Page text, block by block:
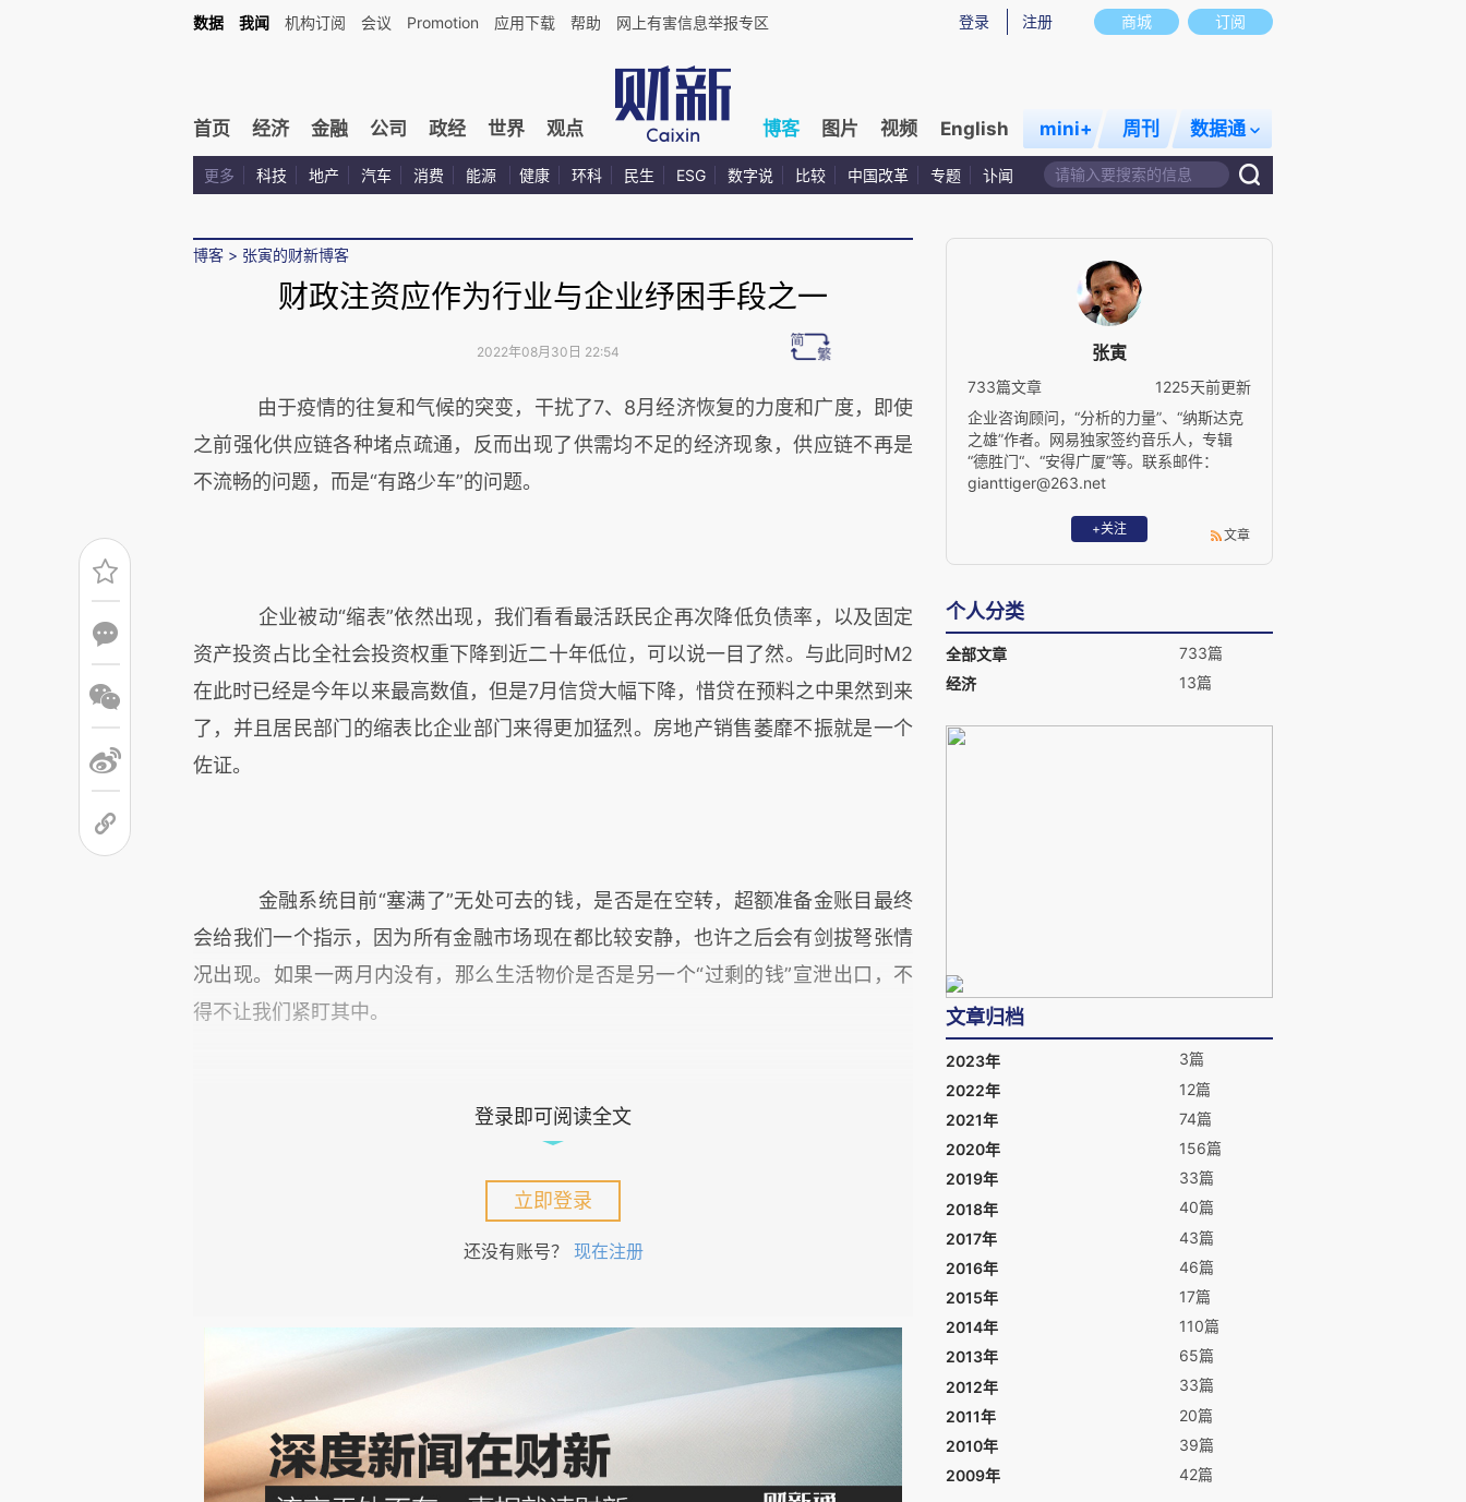
商城 订阅
登录 注册
数据 我闻 机构订阅 会议 Promotion 应用下载 帮助 网上有害信息举报专区
首页 经济 金融 公司 政经 世界 观点 博客 图片 视频 English mini+ 周刊 数据通
更多 科技 地产 汽车 消费 能源 健康 环科 民生 ESG 数字说 比较 中国改革 专题 讣闻
博客 > 张寅的财新博客
财政注资应作为行业与企业纾困手段之一
2022年08月30日 22:54
由于疫情的往复和气候的突变，干扰了7、8月经济恢复的力度和广度，即使
之前强化供应链各种堵点疏通，反而出现了供需均不足的经济现象，供应链不再是
不流畅的问题，而是“有路少车”的问题。
企业被动“缩表”依然出现，我们看看最活跃民企再次降低负债率，以及固定
资产投资占比全社会投资权重下降到近二十年低位，可以说一目了然。与此同时M2
在此时已经是今年以来最高数值，但是7月信贷大幅下降，惜贷在预料之中果然到来
了，并且居民部门的缩表比企业部门来得更加猛烈。房地产销售萎靡不振就是一个
佐证。
金融系统目前“塞满了”无处可去的钱，是否是在空转，超额准备金账目最终
会给我们一个指示，因为所有金融市场现在都比较安静，也许之后会有剑拔弩张情
况出现。如果一两月内没有，那么生活物价是否是另一个“过剩的钱”宣泄出口，不
得不让我们紧盯其中。
近日人民币的波动、虽然并不让人意外，但是面临到底“保谁”的选择，则是
近十年以来最严峻时期，即必须直面人民币汇率、股市和房地产三者市场取舍困
中国经济转型这些年已经是一个老话题了，但是大多都是从产业升级角度去
谈转型，但是很少或者忽略投资方式的转型。目前企业和地方政府困局，其实最大
问题不是产业了，也不是技术升级的问题了，而是投资方式没有转变问题，简单地
说就是高负债增长模式无法维系。
登录即可阅读全文
立即登录
还没有账号？ 现在注册
张寅
733篇文章
1225天前更新
企业咨询顾问，“分析的力量”、“纳斯达克
之雄”作者。网易独家签约音乐人，专辑
“德胜门“、“安得广厦”等。联系邮件：
gianttiger@263.net
+关注 文章
个人分类
全部文章
733篇
经济
13篇
文章归档
2023年
3篇
2022年
12篇
2021年
74篇
2020年
156篇
2019年
33篇
2018年
40篇
2017年
43篇
2016年
46篇
2015年
17篇
2014年
110篇
2013年
65篇
2012年
33篇
2011年
20篇
2010年
39篇
2009年
42篇